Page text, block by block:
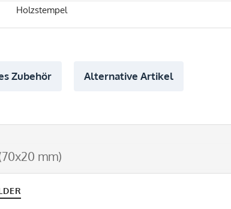
Holzstempel
Zubehör Alternative Artikel
mm)